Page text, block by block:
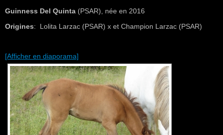
Guinness Del Quinta (PSAR), née en 2016
Origines: Lolita Larzac (PSAR) x et Champion Larzac (PSAR)
[Afficher en diaporama]